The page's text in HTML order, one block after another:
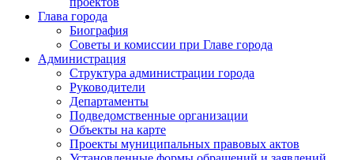
Глава города
Биография
Советы и комиссии при Главе города
Администрация
Структура администрации города
Руководители
Департаменты
Подведомственные организации
Объекты на карте
Проекты муниципальных правовых актов